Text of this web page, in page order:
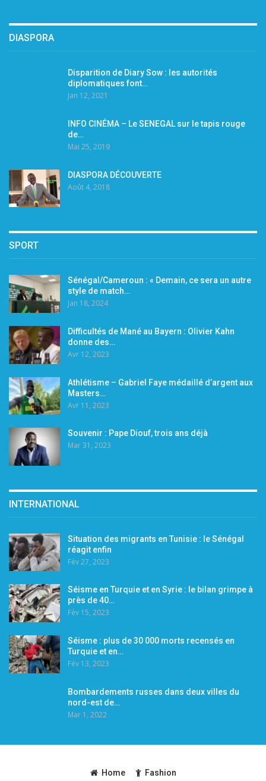
DIASPORA
Disparition de Diary Sow : les autorités
diplomatiques font…
Jan 12, 2021
INFO CINÉMA – Le SENEGAL sur le tapis rouge
de…
Mai 25, 2019
DIASPORA DÉCOUVERTE
Août 4, 2018
SPORT
Sénégal/Cameroun : « Demain, ce sera un autre
style de match…
Jan 18, 2024
Difficultés de Mané au Bayern : Olivier Kahn
donne des…
Avr 12, 2023
Athlétisme – Gabriel Faye médaillé d’argent aux
Masters…
Avr 11, 2023
Souvenir : Pape Diouf, trois ans déjà
Mar 31, 2023
INTERNATIONAL
Situation des migrants en Tunisie : le Sénégal
réagit enfin
Fév 27, 2023
Séisme en Turquie et en Syrie : le bilan grimpe à
près de 40…
Fév 15, 2023
Séisme : plus de 30 000 morts recensés en
Turquie et en…
Fév 13, 2023
Bombardements russes dans deux villes du
nord-est de…
Mar 1, 2022
Home Fashion